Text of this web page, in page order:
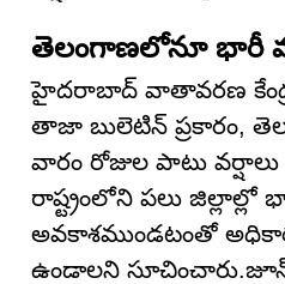
తెలంగాణలోనూ భారీ
హైదరాబాద్ వాతావరణ
తాజా బులెటిన్ ప్రకారం,
వారం రోజుల పాటు
రాష్ట్రంలోని పలు జిల్లాల్లో
అవకాశముండటంతో
ఉండాలని సూచించారు.జూన్